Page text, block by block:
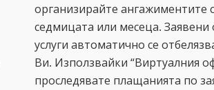
организирайте ангажиментите
седмицата или месеца. Заявени
услуги автоматично се
Ви. Използвайки “Виртуалния
проследявате плащанията по